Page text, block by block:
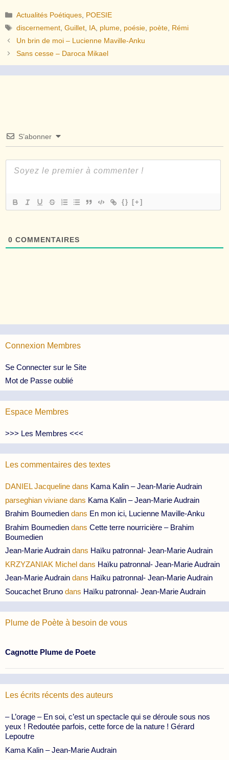
Catégories
Actualités Poétiques POESIE
Étiquettes
discernement ,Guillet IA plume poésie poète Rémi
Un brin de moi – Lucienne Maville-Anku
Sans cesse – Daroca Mikael
S’abonner
{} [+]
0 COMMENTAIRES
Connexion Membres
Se Connecter sur le Site
Mot de Passe oublié
Espace Membres
>>> Les Membres <<<
Les commentaires des textes
DANIEL Jacqueline dans Kama Kalin – Jean-Marie Audrain
parseghian viviane dans Kama Kalin – Jean-Marie Audrain
Brahim Boumedien dans En mon ici, Lucienne Maville-Anku
Brahim Boumedien dans Cette terre nourricière – Brahim
Boumedien
Jean-Marie Audrain dans Haïku patronnal- Jean-Marie Audrain
KRZYZANIAK Michel dans Haïku patronnal- Jean-Marie Audrain
Jean-Marie Audrain dans Haïku patronnal- Jean-Marie Audrain
Soucachet Bruno dans Haïku patronnal- Jean-Marie Audrain
Plume de Poète à besoin de vous
Cagnotte Plume de Poete
Les écrits récents des auteurs
– L’orage – En soi, c’est un spectacle qui se déroule sous nos
yeux ! Redoutée parfois, cette force de la nature ! Gérard
Lepoutre
Kama Kalin – Jean-Marie Audrain